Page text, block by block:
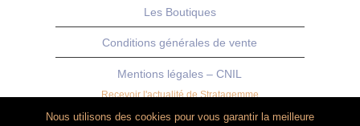
Les Boutiques
Conditions générales de vente
Mentions légales – CNIL
Recevoir l'actualité de Stratagemme
Nous utilisons des cookies pour vous garantir la meilleure